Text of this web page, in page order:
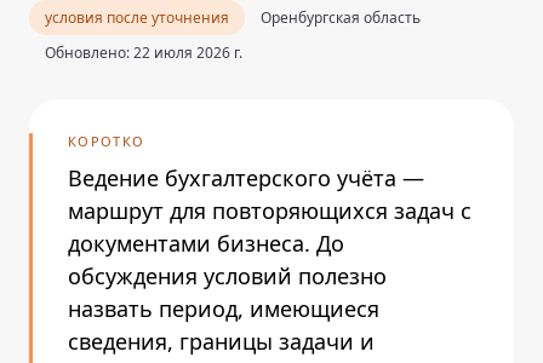
условия после уточнения
Оренбургская область
Обновлено: 22 июля 2026 г.
КОРОТКО
Ведение бухгалтерского учёта —
маршрут для повторяющихся задач с
документами бизнеса. До
обсуждения условий полезно
назвать период, имеющиеся
сведения, границы задачи и